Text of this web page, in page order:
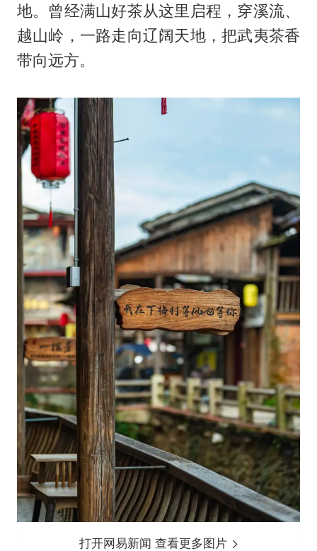
地。曾经满山好茶从这里启程，穿溪流、
越山岭，一路走向辽阔天地，把武夷茶香
带向远方。
打开网易新闻 查看更多图片